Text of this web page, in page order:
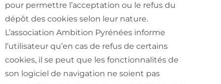
pour permettre l’acceptation ou le refus du
dépôt des cookies selon leur nature.
L’association Ambition Pyrénées informe
l’utilisateur qu’en cas de refus de certains
cookies, il se peut que les fonctionnalités de
son logiciel de navigation ne soient pas